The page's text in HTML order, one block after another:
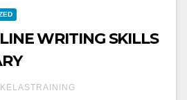
WRITING SKILLS
KELASTRAINING